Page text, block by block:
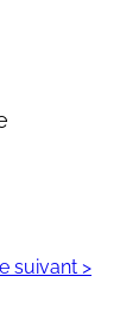
suivant >